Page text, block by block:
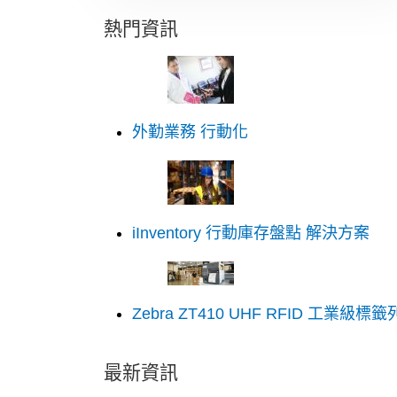
熱門資訊
外勤業務 行動化
iInventory 行動庫存盤點 解決方案
Zebra ZT410 UHF RFID 工業級標籤
最新資訊